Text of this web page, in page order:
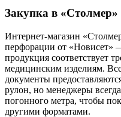
Закупка в «Столмер»
Интернет-магазин
перфорации от «Новисет»
продукция соответствует
медицинским изделиям.
документы
рулон, но менеджеры
погонного метра, чтобы
другими форматами.